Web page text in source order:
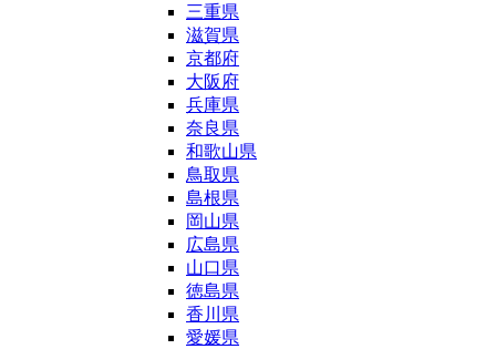
三重県
滋賀県
京都府
大阪府
兵庫県
奈良県
和歌山県
鳥取県
島根県
岡山県
広島県
山口県
徳島県
香川県
愛媛県